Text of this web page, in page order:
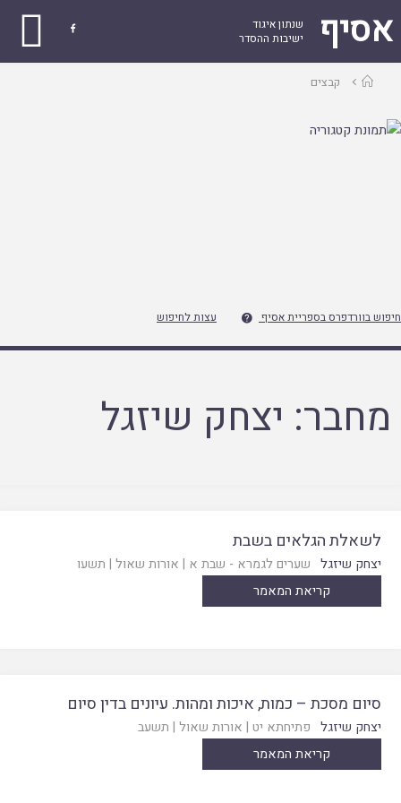
אסיף
שנתון איגוד
ישיבות ההסדר

עמודקבצים
חיפוש בוורדפרס בספריית אסיף  עצות לחיפוש
מחבר: יצחק שיזגל
לשאלת הגלאים בשבת
יצחק שיזגל שערים לגמרא - שבת א | אורות שאול | תשעו
קריאת המאמר
סיום מסכת – כמות, איכות ומהות. עיונים בדין סיום
יצחק שיזגל פתיחתא יט | אורות שאול | תשעב
קריאת המאמר